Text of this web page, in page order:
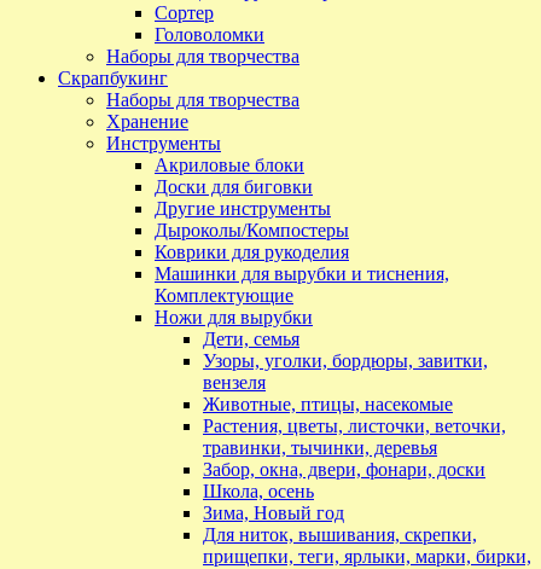
Сортер
Головоломки
Наборы для творчества
Скрапбукинг
Наборы для творчества
Хранение
Инструменты
Акриловые блоки
Доски для биговки
Другие инструменты
Дыроколы/Компостеры
Коврики для рукоделия
Машинки для вырубки и тиснения,
Комплектующие
Ножи для вырубки
Дети, семья
Узоры, уголки, бордюры, завитки,
вензеля
Животные, птицы, насекомые
Растения, цветы, листочки, веточки,
травинки, тычинки, деревья
Забор, окна, двери, фонари, доски
Школа, осень
Зима, Новый год
Для ниток, вышивания, скрепки,
прищепки, теги, ярлыки, марки, бирки,